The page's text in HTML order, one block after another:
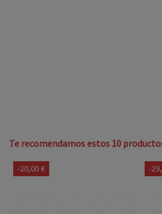
Te recomendamos estos 10
-20,00 € -